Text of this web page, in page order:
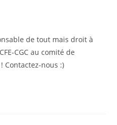
de tout mais droit à
CGC au comité de
Contactez-nous :)